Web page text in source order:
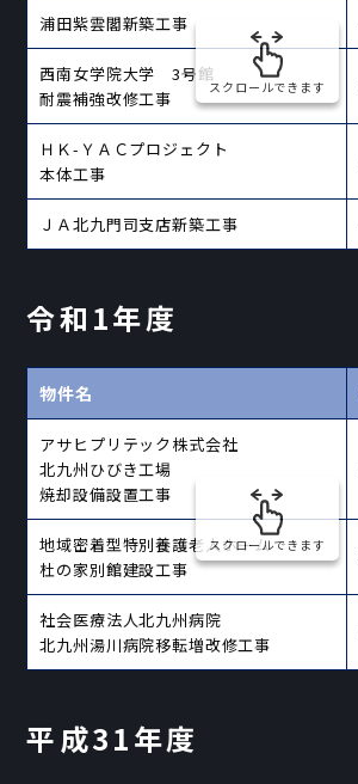
浦田紫雲閣新築工事
西南女学院大学 3号館
耐震補強改修工事
ＨＫ-ＹＡＣプロジェクト
本体工事
ＪＡ北九門司支店新築工事
スクロールできます
令和1年度
物件名
アサヒプリテック株式会社
北九州ひびき工場
焼却設備設置工事
地域密着型特別養護老人ホーム
杜の家別館建設工事
社会医療法人北九州病院
北九州湯川病院移転増改修工事
スクロールできます
平成31年度